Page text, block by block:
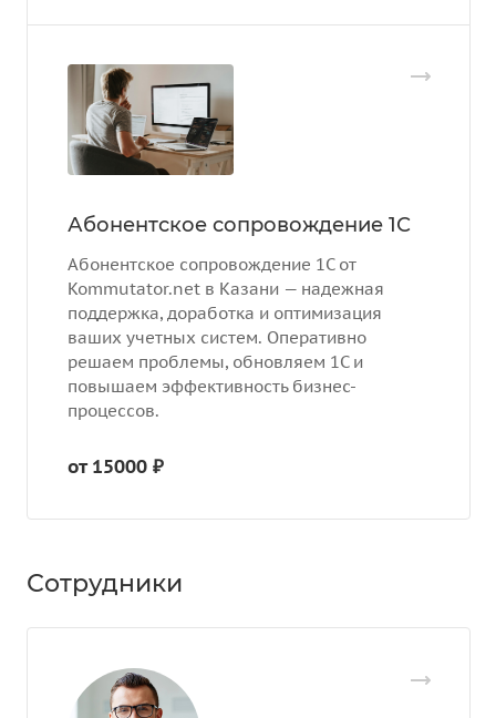
Абонентское сопровождение 1С
Абонентское сопровождение 1С от
Kommutator.net в Казани — надежная
поддержка, доработка и оптимизация
ваших учетных систем. Оперативно
решаем проблемы, обновляем 1С и
повышаем эффективность бизнес-
процессов.
от 15000 ₽
Сотрудники